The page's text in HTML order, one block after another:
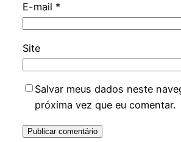
E-mail *
Site
Salvar meus dados neste
próxima vez que eu comentar.